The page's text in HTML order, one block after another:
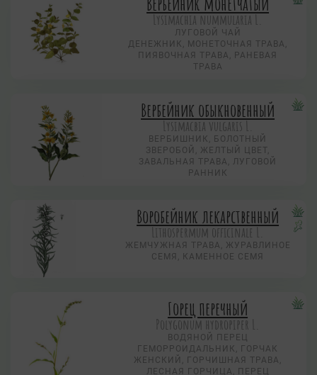
Lysimachia nummularia L.
ЛУГОВОЙ ЧАЙ
ДЕНЕЖНИК, МОНЕТОЧНАЯ ТРАВА,
ПИЯВОЧНАЯ ТРАВА, РАНЕВАЯ
ТРАВА
Вербейник обыкновенный
Lysimacbia vulgaris L.
ВЕРБИШНИК, БОЛОТНЫЙ
ЗВЕРОБОЙ, ЖЕЛТЫЙ ЦВЕТ,
ЗАВАЛЬНАЯ ТРАВА, ЛУГОВОЙ
РАННИК
Воробейник лекарственный
Lithospermum officinale L.
ЖЕМЧУЖНАЯ ТРАВА, ЖУРАВЛИНОЕ
СЕМЯ, КАМЕННОЕ СЕМЯ
Горец перечный
Polygonum hydropiper L.
ВОДЯНОЙ ПЕРЕЦ
ГЕМОРРОИДАЛЬНИК, ГОРЧАК
ЖЕНСКИЙ, ГОРЧИШНАЯ ТРАВА,
ЛЕСНАЯ ГОРЧИЦА, ПЕРЕЦ